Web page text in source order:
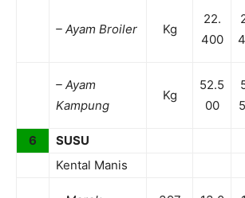
– Ayam Broiler Kg
22.
400
– Ayam
Kampung
Kg
52.5
00
6
SUSU
Kental Manis